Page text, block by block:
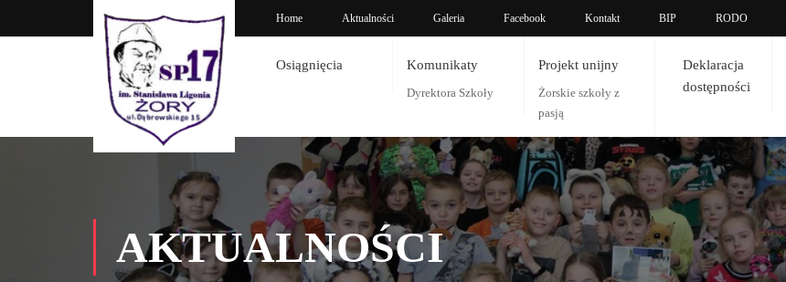
Home Aktualności Galeria Facebook Kontakt BIP RODO
Osiągnięcia Komunikaty
Dyrektora Szkoły
Projekt unijny
Żorskie szkoły z
pasją
Deklaracja
dostępności
AKTUALNOŚCI